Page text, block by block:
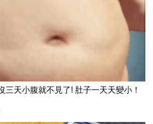
三天小腹就不見了! 肚子一天天變小！